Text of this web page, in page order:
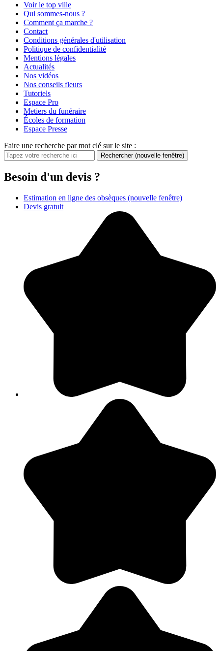
Voir le top ville
Qui sommes-nous ?
Comment ça marche ?
Contact
Conditions générales d'utilisation
Politique de confidentialité
Mentions légales
Actualités
Nos vidéos
Nos conseils fleurs
Tutoriels
Espace Pro
Metiers du funéraire
Écoles de formation
Espace Presse
Faire une recherche par mot clé sur le site :
Rechercher (nouvelle fenêtre)
Besoin d'un devis ?
Estimation en ligne des obsèques (nouvelle fenêtre)
Devis gratuit